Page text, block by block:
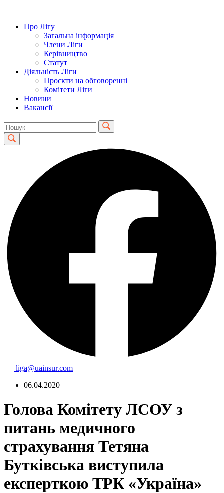
Про Лігу
Загальна інформація
Члени Ліги
Керівництво
Статут
Діяльність Ліги
Проєкти на обговоренні
Комітети Ліги
Новини
Вакансії
liga@uainsur.com
06.04.2020
Голова Комітету ЛСОУ з
питань медичного
страхування Тетяна
Бутківська виступила
експерткою ТРК «Україна»